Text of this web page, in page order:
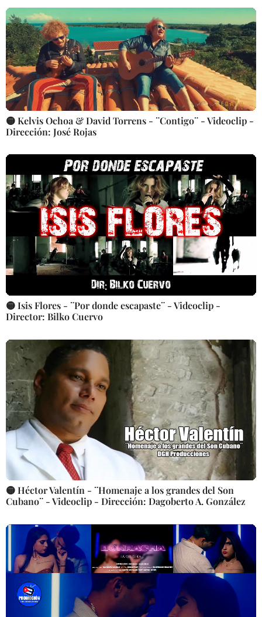
🟡 Kelvis Ochoa & David Torrens - ¨Contigo¨ - Videoclip -
Dirección: José Rojas
🟡 Isis Flores - ¨Por donde escapaste¨ - Videoclip -
Director: Bilko Cuervo
🟡 Héctor Valentín - ¨Homenaje a los grandes del Son
Cubano¨ - Videoclip - Dirección: Dagoberto A. González